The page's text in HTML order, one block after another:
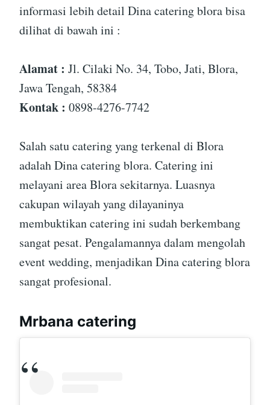
informasi lebih detail Dina catering blora bisa
dilihat di bawah ini :
Alamat : Jl. Cilaki No. 34, Tobo, Jati, Blora,
Jawa Tengah, 58384
Kontak : 0898-4276-7742
Salah satu catering yang terkenal di Blora
adalah Dina catering blora. Catering ini
melayani area Blora sekitarnya. Luasnya
cakupan wilayah yang dilayaninya
membuktikan catering ini sudah berkembang
sangat pesat. Pengalamannya dalam mengolah
event wedding, menjadikan Dina catering blora
sangat profesional.
Mrbana catering